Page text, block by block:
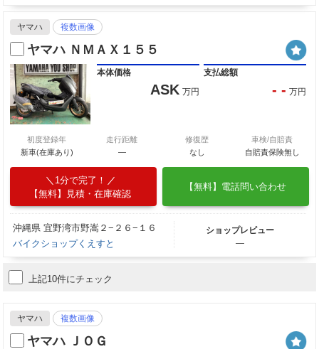
ヤマハ 複数画像
ヤマハ ＮＭＡＸ１５５
本体価格
ASK 万円
支払総額
- - 万円
初度登録年
新車(在庫あり)
走行距離
―
修復歴
なし
車検/自賠責
自賠責保険無し
1分で完了！
【無料】見積・在庫確認
【無料】電話問い合わせ
沖縄県 宜野湾市野嵩２−２６−１６
バイクショップくえすと
ショップレビュー
―
上記10件にチェック
ヤマハ 複数画像
ヤマハ ＪＯＧ